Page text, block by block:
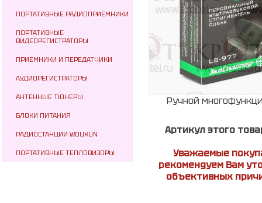
ПОРТАТИВНЫЕ РАДИОПРИЕМНИКИ
ПОРТАТИВНЫЕ
ВИДЕОРЕГИСТРАТОРЫ
ПРИЕМНИКИ И ПЕРЕДАТЧИКИ
АУДИОРЕГИСТРАТОРЫ
АНТЕННЫЕ ТЮНЕРЫ
БЛОКИ ПИТАНИЯ
РАДИОСТАНЦИИ WOUXUN
ПОРТАТИВНЫЕ ТЕПЛОВИЗОРЫ
Ручной
Артикул этого
Уважаемые
рекомендуем Вам
объективных